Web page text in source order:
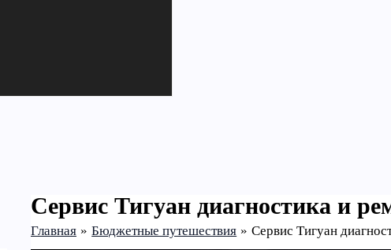
Сервис Тигуан диагностика и
Главная Бюджетные путешествия Сервис Тигуан